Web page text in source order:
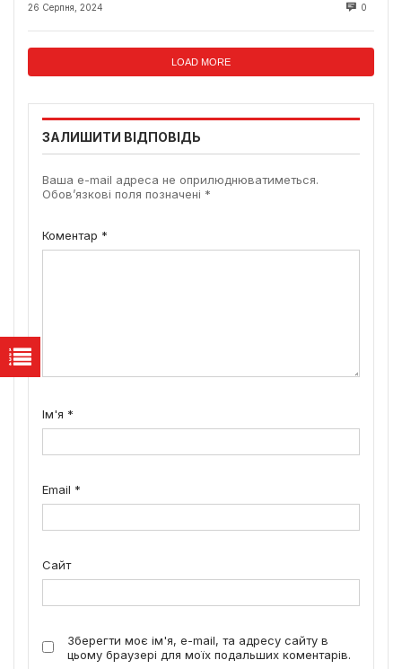
26 Серпня, 2024 0
LOAD MORE
ЗАЛИШИТИ ВІДПОВІДЬ
Ваша e-mail адреса не оприлюднюватиметься.
Обов’язкові поля позначені *
Коментар *
Ім'я *
Email *
Сайт
Зберегти моє ім'я, e-mail, та адресу сайту в
цьому браузері для моїх подальших коментарів.